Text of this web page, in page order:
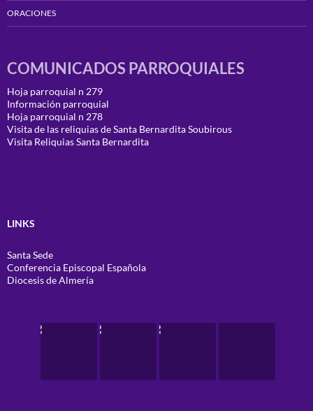
ORACIONES
COMUNICADOS PARROQUIALES
Hoja parroquial n 279
Información parroquial
Hoja parroquial n 278
Visita de las reliquias de Santa Bernardita Soubirous
Visita Reliquias Santa Bernardita
LINKS
Santa Sede
Conferencia Episcopal Española
Diocesis de Almería